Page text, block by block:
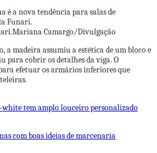
Mariana Camargo/Divulgação
a madeira assumiu a estética de um bloco e
para cobrir os detalhes da viga. O
efetuar os armários inferiores que